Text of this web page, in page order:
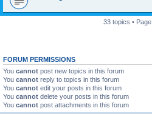
33 topics • Page
FORUM PERMISSIONS
You cannot post new topics in this forum
You cannot reply to topics in this forum
You cannot edit your posts in this forum
You cannot delete your posts in this forum
You cannot post attachments in this forum